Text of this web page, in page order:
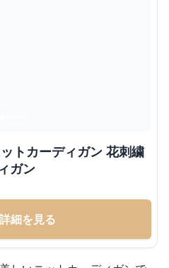
トカーディガン 花刺繍
ガン
細を見る